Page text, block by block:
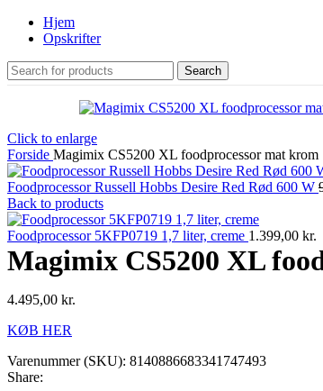
Hjem
Opskrifter
Search
Click to enlarge
Forside Magimix CS5200 XL foodprocessor mat krom
Foodprocessor Russell Hobbs Desire Red Rød 600 W
Back to products
Foodprocessor 5KFP0719 1,7 liter, creme 1.399,00 kr.
Magimix CS5200 XL
4.495,00 kr.
KØB HER
Varenummer (SKU): 8140886683341747493
Share: